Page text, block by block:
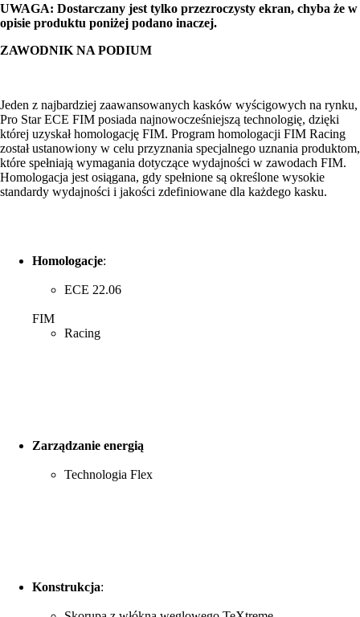
UWAGA: Dostarczany jest tylko przezroczysty ekran, chyba że w
opisie produktu poniżej podano inaczej.
ZAWODNIK NA PODIUM
Jeden z najbardziej zaawansowanych kasków wyścigowych na rynku,
Pro Star ECE FIM posiada najnowocześniejszą technologię, dzięki
której uzyskał homologację FIM. Program homologacji FIM Racing
został ustanowiony w celu przyznania specjalnego uznania produktom,
które spełniają wymagania dotyczące wydajności w zawodach FIM.
Homologacja jest osiągana, gdy spełnione są określone wysokie
standardy wydajności i jakości zdefiniowane dla każdego kasku.
Homologacje:
ECE 22.06
FIM
Racing
Zarządzanie energią
Technologia Flex
Konstrukcja: